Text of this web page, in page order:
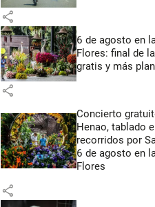
share
6 de agosto en
Flores: final de
gratis y más
share
Concierto
Henao, tablado
recorridos por
6 de agosto en
Flores
share